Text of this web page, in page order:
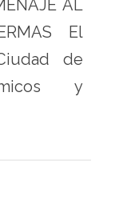
AL
El
de
y